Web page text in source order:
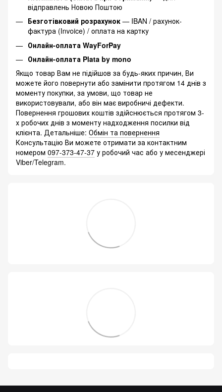
відправлень Новою Поштою
Безготівковий розрахунок — IBAN / рахунок-
фактура (Invoice) / оплата на картку
Онлайн-оплата WayForPay
Онлайн-оплата Plata by mono
Якщо товар Вам не підійшов за будь-яких причин, Ви
можете його повернути або замінити протягом 14 днів з
моменту покупки, за умови, що товар не
використовували, або він має виробничі дефекти.
Повернення грошових коштів здійснюється протягом 3-
х робочих днів з моменту надходження посилки від
клієнта. Детальніше: Обмін та повернення
Консультацію Ви можете отримати за контактним
номером 097-373-47-37 у робочий час або у месенджері
Viber/Telegram.